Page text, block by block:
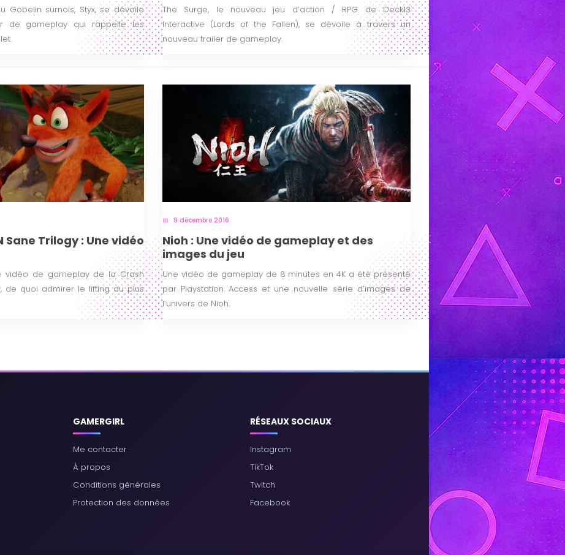
Gobelin surnois, Styx, se dévoile
de gameplay qui rappelle les
The Surge, le nouveau jeu d’action / RPG de Deck13
Interactive (Lords of the Fallen), se dévoile à travers un
nouveau trailer de gameplay.
Sane Trilogy : Une vidéo
vidéo de gameplay de la Crash
de quoi admirer le lifting du plus
9 décembre 2016
Nioh : Une vidéo de gameplay et des
images du jeu
Une vidéo de gameplay de 8 minutes en 4K a été présenté
par Playstation Access et une nouvelle série d’images de
l’univers de Nioh.
GAMERGIRL
Me contacter
À propos
Conditions générales
Protection des données
RÉSEAUX SOCIAUX
Instagram
TikTok
Twitch
Facebook